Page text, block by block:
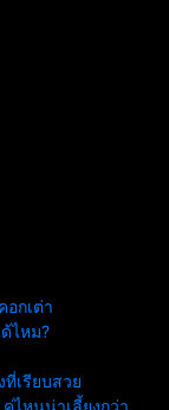
กเต่า
ไหม?
เรียบสวย
คู่ไหนน่าเลี้ยงกว่า